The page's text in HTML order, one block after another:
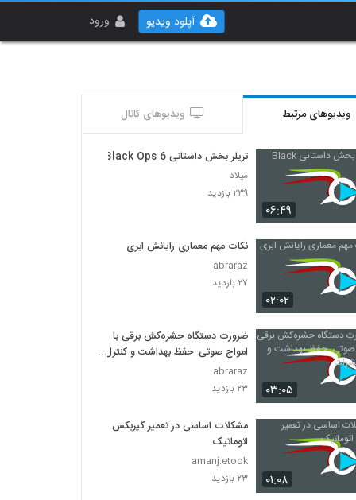
ورود آپلود ویدیو
ویدیوهای مرتبط ویدیوهای کانال
۰۶:۴۹
تریلر بخش داستانی Black Ops 6
میلاد
۲۳۹ بازدید
۰۲:۰۲
نکات مهم معماری رایانش ابری
abraraz
۲۷ بازدید
۰۳:۰۵
ضرورت دستگاه حشره‌کش برقی با
امواج صوتی: حفظ بهداشت و کنترل
حشرات
abraraz
۲۳ بازدید
۰۱:۰۸
مشکلات اساسی در تعمیر گیربکس
اتوماتیک
amanj.etook
۲۳ بازدید